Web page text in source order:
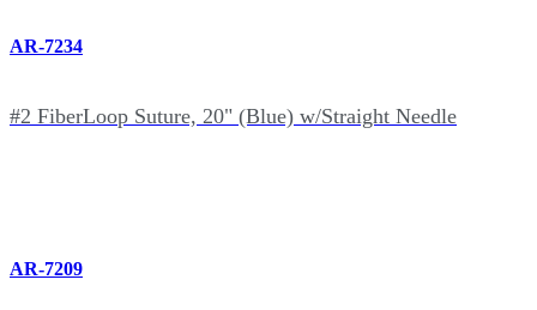
AR-7234
#2 FiberLoop Suture, 20" (Blue) w/Straight Needle
AR-7209